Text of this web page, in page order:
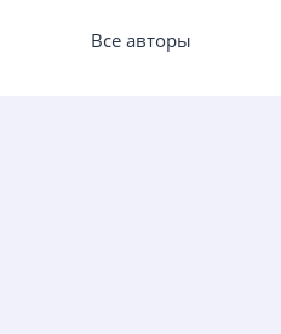
Все авторы